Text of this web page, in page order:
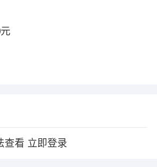
查看 立即登录